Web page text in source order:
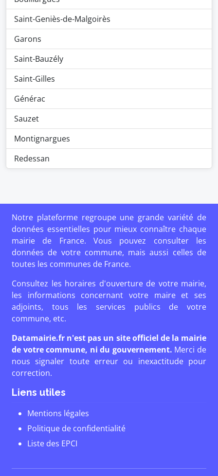
Saint-Geniès-de-Malgoirès
Garons
Saint-Bauzély
Saint-Gilles
Générac
Sauzet
Montignargues
Redessan
Notre plateforme regroupe une grande variété de
données essentielles pour mieux connaître chaque
mairie de France. Vous pouvez consulter les
données de votre commune, mais aussi celles de
toutes les communes de France.
Consultez les horaires d'ouverture de votre mairie,
les informations concernant votre maire et ses
adjoints, tous les services publics de votre
commune, etc.
Datamairie.fr n'est pas un site officiel de la mairie
de votre commune, ni du gouvernement. Merci de
nous signaler toute erreur ou inexactitude pour
correction.
Liens utiles
Mentions légales
Politique de confidentialité
Liste des EPCI